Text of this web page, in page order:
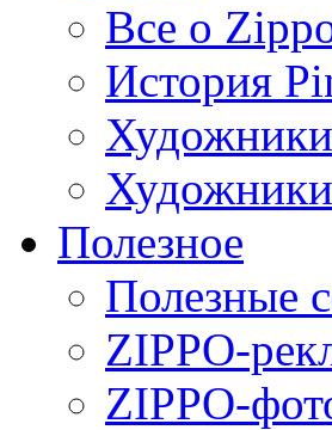
Все о
История
Полезное
Полезные
ZIPPO-
ZIPPO-